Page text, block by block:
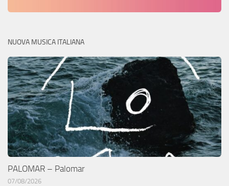
NUOVA MUSICA ITALIANA
PALOMAR – Palomar
07/08/2026